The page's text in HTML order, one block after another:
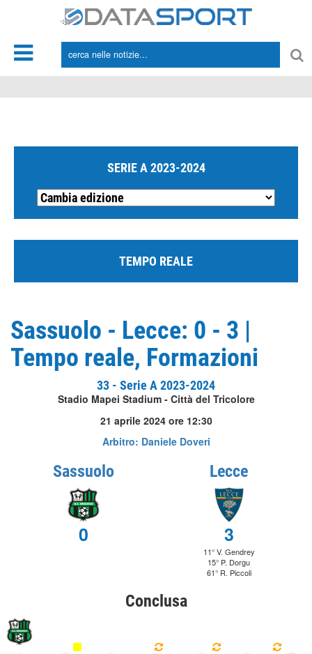
SERIE A 2023-2024
TEMPO REALE
Sassuolo - Lecce: 0 - 3 |
Tempo reale, Formazioni
33 - Serie A 2023-2024
Stadio Mapei Stadium - Città del Tricolore
21 aprile 2024 ore 12:30
Arbitro: Daniele Doveri
Sassuolo
0
Lecce
3
11° V. Gendrey
15° P. Dorgu
61° R. Piccoli
Conclusa